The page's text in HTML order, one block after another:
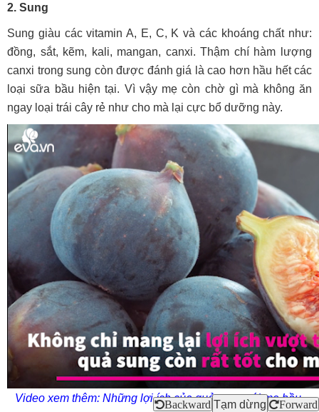
2. Sung
Sung giàu các vitamin A, E, C, K và các khoáng chất như:
đồng, sắt, kẽm, kali, mangan, canxi. Thậm chí hàm lượng
canxi trong sung còn được đánh giá là cao hơn hầu hết các
loại sữa bầu hiện tại. Vì vậy mẹ còn chờ gì mà không ăn
ngay loại trái cây rẻ như cho mà lại cực bổ dưỡng này.
Backward Tạm dừng Forward
Video xem thêm: Những lợi ích của quả sung với mẹ bầu.